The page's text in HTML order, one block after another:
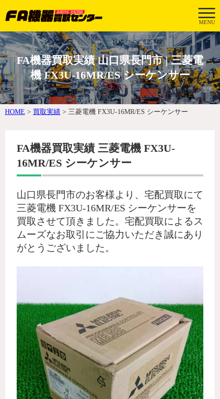
MENU
FA機器買取実績 山口県長門市 | 三菱電
機 FX3U-16MR/ES シーケンサー
HOME > 買取実績 > 三菱電機 FX3U-16MR/ES シーケンサー
FA機器買取実績 三菱電機 FX3U-
16MR/ES シーケンサー
山口県長門市のお客様より、宅配買取にて
三菱電機 FX3U-16MR/ES シーケンサーを
買取させて頂きました。宅配買取によるス
ムーズなお取引にご協力いただき誠にあり
がとうございました。